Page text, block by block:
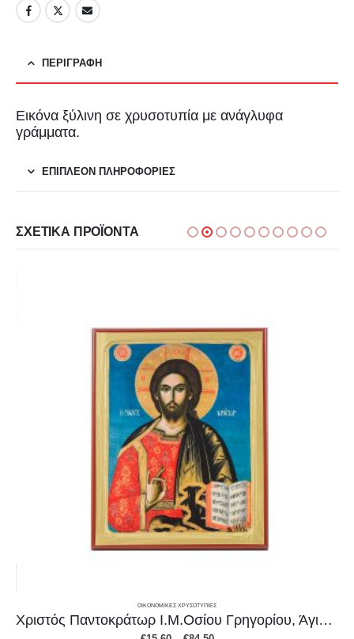
ΠΕΡΙΓΡΑΦΉ
Εικόνα ξύλινη σε χρυσοτυπία με ανάγλυφα
γράμματα.
ΕΠΙΠΛΈΟΝ ΠΛΗΡΟΦΟΡΊΕΣ
ΣΧΕΤΙΚΆ ΠΡΟΪΌΝΤΑ
ΟΙΚΟΝΟΜΙΚΕΣ ΧΡΥΣΟΤΥΠΙΕΣ
Χριστός Παντοκράτωρ Ι.Μ.Οσίου Γρηγορίου, Άγιον Όρος